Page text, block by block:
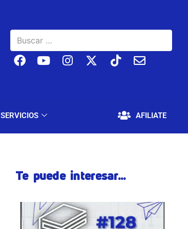
SERVICIOS AFILIATE
EDUCACIÓN Y CULTURA SERVICIOS
Te puede interesar...